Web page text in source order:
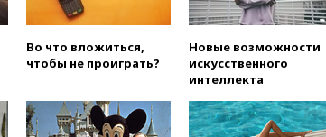
вчера, 22:15Аксаков: ЦБ
исламского банкинга
вчера, 21:43 Организаторы
подтвердили, что конкурс
пройдет в Саудовской Аравии
Во что вложиться,
чтобы не проиграть?
Новые возможности
искусственного
интеллекта